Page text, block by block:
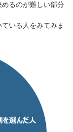
るのが難しい部分
いる人をみてみま